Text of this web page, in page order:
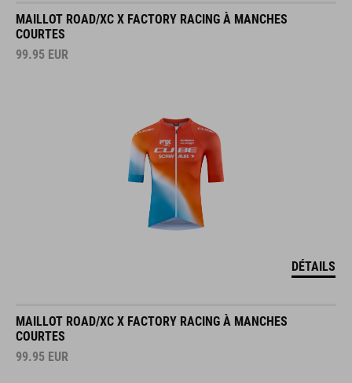
MAILLOT ROAD/XC X FACTORY RACING À MANCHES
COURTES
99.95 EUR
DÉTAILS
MAILLOT ROAD/XC X FACTORY RACING À MANCHES
COURTES
99.95 EUR